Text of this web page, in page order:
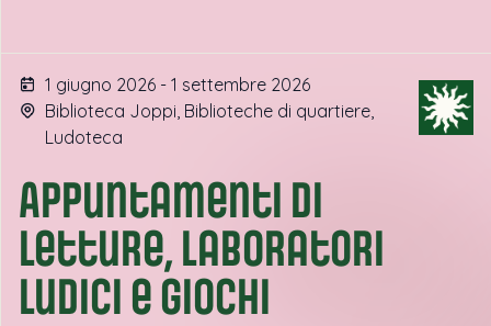
1 giugno 2026 - 1 settembre 2026
Biblioteca Joppi, Biblioteche di quartiere,
Ludoteca
Appuntamenti di
letture, laboratori
ludici e giochi